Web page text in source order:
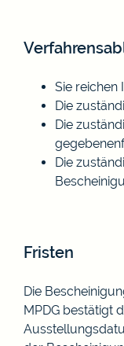
Sie reichen
Die
Die
Die
Fristen
Die
MPDG bestätigt